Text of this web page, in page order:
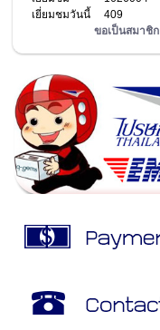
เยี่ยมชมวันนี้
409
ขอเป็นสมาชิก